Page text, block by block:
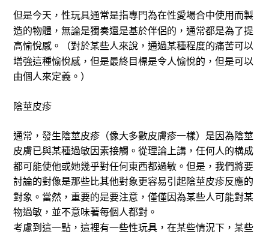
但是今天，性玩具通常是指專門為在性愛場合中使用而製
造的物體，無論是獨奏還是基於伴侶的，通常都是為了提
高愉悅感。（對於某些人來說，通過某種程度的痛苦可以
增強這種愉悅感，但是最終目標是令人愉悅的，但是可以
由個人來定義。）
陰莖皮疹
通常，發生陰莖皮疹（像大多數皮膚疹一樣）是因為陰莖
皮膚已與某種過敏因素接觸。從理論上講，任何人的構成
都可能使他或她幾乎對任何東西都過敏。但是，我們將要
討論的對像是那些比其他對象更容易引起陰莖皮疹反應的
對象。當然，重要的是要注意，僅僅因為某些人可能對某
物過敏，並不意味著每個人都對。
考慮到這一點，這裡有一些性玩具，在某些情況下，某些